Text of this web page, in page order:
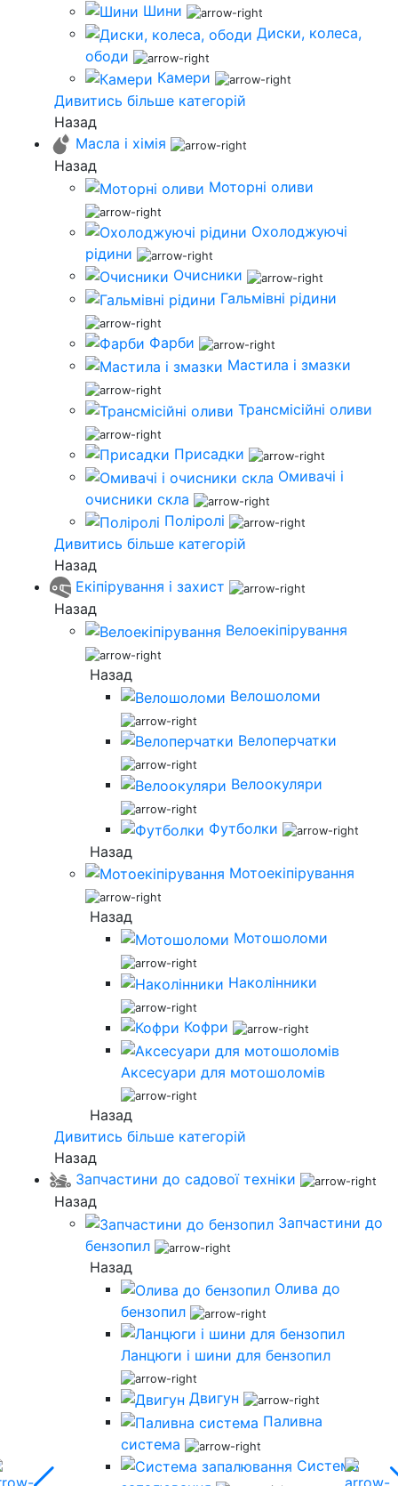
Шини
Диски, колеса,
ободи
Камери
Дивитись більше категорій
Назад
Масла і хімія
Назад
Моторні оливи
Охолоджуючі
рідини
Очисники
Гальмівні рідини
Фарби
Мастила і змазки
Трансмісійні оливи
Присадки
Омивачі і
очисники скла
Поліролі
Дивитись більше категорій
Назад
Екіпірування і захист
Назад
Велоекіпірування
Назад
Велошоломи
Велоперчатки
Велоокуляри
Футболки
Назад
Мотоекіпірування
Назад
Мотошоломи
Наколінники
Кофри
Аксесуари для мотошоломів
Назад
Дивитись більше категорій
Назад
Запчастини до садової техніки
Назад
Запчастини до
бензопил
Назад
Олива до
бензопил
Ланцюги і шини для бензопил
Двигун
Паливна
система
Система